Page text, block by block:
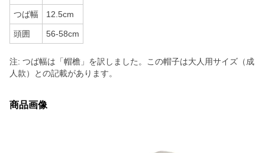
つば幅 12.5cm
頭囲 56-58cm
注: つば幅は「帽檐」を訳しました。この帽子は大人用サイズ（成
人款）との記載があります。
商品画像